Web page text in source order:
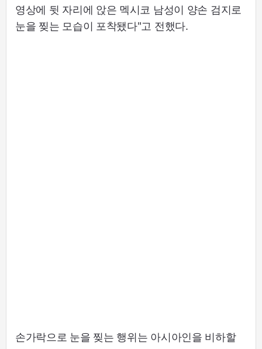
영상에 뒷 자리에 앉은 멕시코 남성이 양손 검지로
눈을 찢는 모습이 포착됐다"고 전했다.
손가락으로 눈을 찢는 행위는 아시아인을 비하할